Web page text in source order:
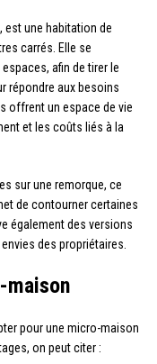
est une habitation de
carrés. Elle se
afin de tirer le
répondre aux besoins
offrent un espace de vie
et les coûts liés à la
sur une remorque, ce
de contourner certaines
également des versions
des propriétaires.
maison
pour une micro-maison
on peut citer :